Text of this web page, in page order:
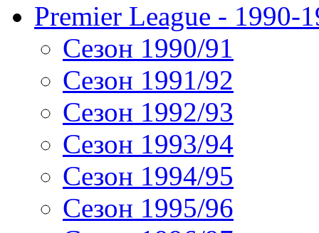
Premier League - 1990-
Сезон 1990/91
Сезон 1991/92
Сезон 1992/93
Сезон 1993/94
Сезон 1994/95
Сезон 1995/96